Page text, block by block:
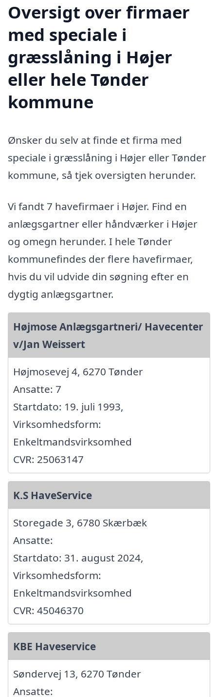
Oversigt over firmaer
med speciale i
græsslåning i Højer
eller hele Tønder
kommune
Ønsker du selv at finde et firma med
speciale i græsslåning i Højer eller Tønder
kommune, så tjek oversigten herunder.
Vi fandt 7 havefirmaer i Højer. Find en
anlægsgartner eller håndværker i Højer
og omegn herunder. I hele Tønder
kommunefindes der flere havefirmaer,
hvis du vil udvide din søgning efter en
dygtig anlægsgartner.
Højmose Anlægsgartneri/ Havecenter
v/Jan Weissert
Højmosevej 4, 6270 Tønder
Ansatte: 7
Startdato: 19. juli 1993,
Virksomhedsform:
Enkeltmandsvirksomhed
CVR: 25063147
K.S HaveService
Storegade 3, 6780 Skærbæk
Ansatte:
Startdato: 31. august 2024,
Virksomhedsform:
Enkeltmandsvirksomhed
CVR: 45046370
KBE Haveservice
Søndervej 13, 6270 Tønder
Ansatte: